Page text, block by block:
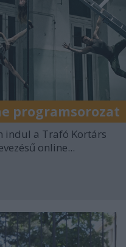
programsorozat
indul a Trafó Kortárs
online...